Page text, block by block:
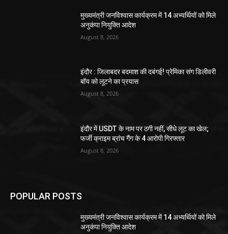
मुख्यमंत्री जनविश्वास कार्यक्रम में 14 अभ्यर्थियों को मिले
अनुकंपा नियुक्ति आदेश
August 8, 2026
इंदौर : जिलाबदर बदमाश की दबंगई! प्रेमिका संग डिलीवरी
बॉय को लूटने का प्रयास
August 8, 2026
इंदौर में USDT के नाम पर ठगी नहीं, सीधे लूट का खेल;
फर्जी क्राइम ब्रांच गैंग के 4 आरोपी गिरफ्तार
August 8, 2026
POPULAR POSTS
मुख्यमंत्री जनविश्वास कार्यक्रम में 14 अभ्यर्थियों को मिले
अनुकंपा नियुक्ति आदेश